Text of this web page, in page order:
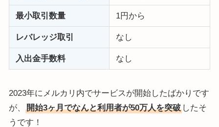
最小取引数量 1円から
レバレッジ取引 なし
入出金手数料 なし
2023年にメルカリ内でサービスが開始したばかりです
が、
開始3ヶ月でなんと利用者が50万人を突破したそ
うです！